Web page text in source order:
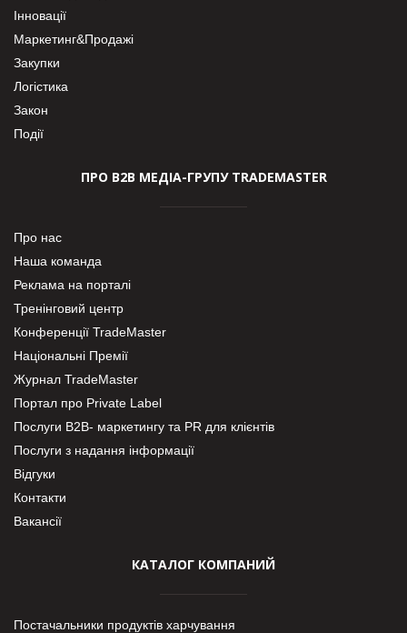
Інновації
Маркетинг&Продажі
Закупки
Логістика
Закон
Події
ПРО В2В МЕДІА-ГРУПУ TRADEMASTER
Про нас
Наша команда
Реклама на порталі
Тренінговий центр
Конференції TradeMaster
Національні Премії
Журнал TradeMaster
Портал про Private Label
Послуги В2В- маркетингу та PR для клієнтів
Послуги з надання інформації
Відгуки
Контакти
Вакансії
КАТАЛОГ КОМПАНИЙ
Постачальники продуктів харчування